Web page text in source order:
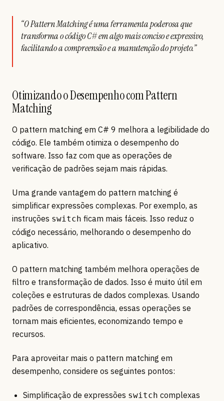
“O Pattern Matching é uma ferramenta poderosa que
transforma o código C# em algo mais conciso e expressivo,
facilitando a compreensão e a manutenção do projeto.”
Otimizando o Desempenho com Pattern
Matching
O pattern matching em C# 9 melhora a legibilidade do
código. Ele também otimiza o desempenho do
software. Isso faz com que as operações de
verificação de padrões sejam mais rápidas.
Uma grande vantagem do pattern matching é
simplificar expressões complexas. Por exemplo, as
instruções switch ficam mais fáceis. Isso reduz o
código necessário, melhorando o desempenho do
aplicativo.
O pattern matching também melhora operações de
filtro e transformação de dados. Isso é muito útil em
coleções e estruturas de dados complexas. Usando
padrões de correspondência, essas operações se
tornam mais eficientes, economizando tempo e
recursos.
Para aproveitar mais o pattern matching em
desempenho, considere os seguintes pontos:
Simplificação de expressões switch complexas